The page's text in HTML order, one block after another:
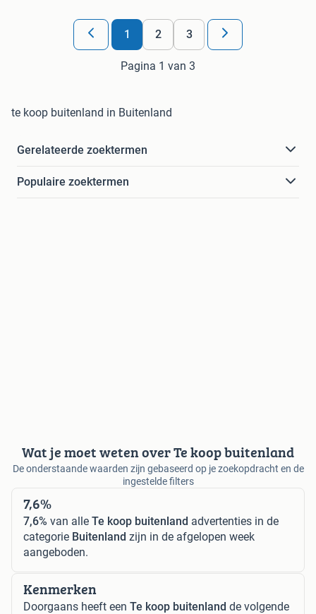
1 2 3
Pagina 1 van 3
te koop buitenland in Buitenland
Gerelateerde zoektermen
Populaire zoektermen
Wat je moet weten over Te koop buitenland
De onderstaande waarden zijn gebaseerd op je zoekopdracht en de
ingestelde filters
7,6%
7,6% van alle Te koop buitenland advertenties in de
categorie Buitenland zijn in de afgelopen week
aangeboden.
Kenmerken
Doorgaans heeft een Te koop buitenland de volgende